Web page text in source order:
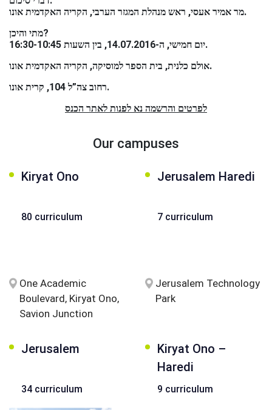
מר אמיר אעסי, ראש מנהלת המגזר הערבי, הקריה האקדמית אונו.
מתי והיכן?
יום חמישי, ה-14.07.2016, בין השעות 16:30-10:45.
אולם כלנית, בית הספר למוסיקה, הקריה האקדמית אונו.
רחוב צה”ל 104, קרית אונו.
Our campuses
Kiryat Ono
80 curriculum
One Academic
Boulevard, Kiryat Ono,
Savion Junction
Jerusalem Haredi
7 curriculum
Jerusalem Technology
Park
Jerusalem
34 curriculum
Kiryat Ono –
Haredi
9 curriculum